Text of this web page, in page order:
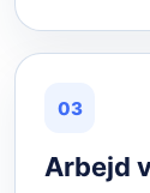
03
Arbejd